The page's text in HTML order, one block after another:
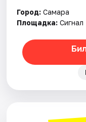
Рейтинги
Город: Самара
Площадка: Сигнал